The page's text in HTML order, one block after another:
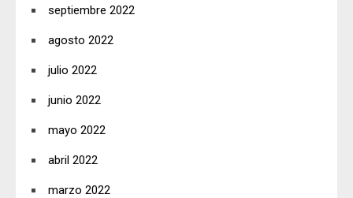
septiembre 2022
agosto 2022
julio 2022
junio 2022
mayo 2022
abril 2022
marzo 2022